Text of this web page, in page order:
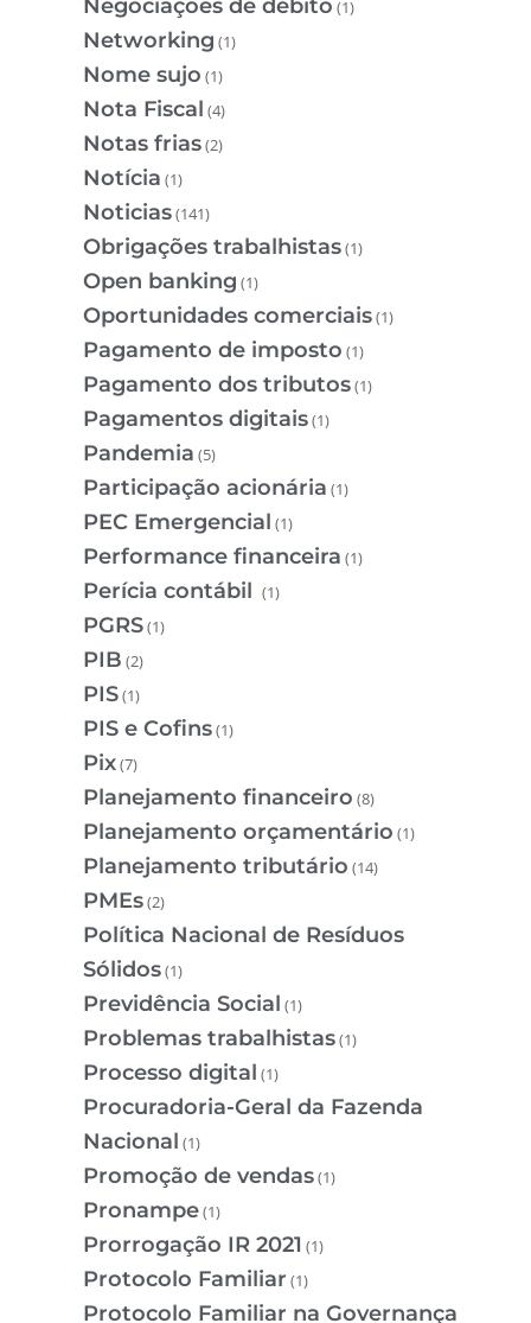
Negociações de débito (1)
Networking (1)
Nome sujo (1)
Nota Fiscal (4)
Notas frias(2)
Notícia (1)
Noticias(141)
Obrigações trabalhistas(1)
Open banking (1)
Oportunidades comerciais(1)
Pagamento de imposto (1)
Pagamento dos tributos(1)
Pagamentos digitais(1)
Pandemia (5)
Participação acionária (1)
PEC Emergencial (1)
Performance financeira (1)
Perícia contábil (1)
PGRS(1)
PIB (2)
PIS(1)
PIS e Cofins(1)
Pix(7)
Planejamento financeiro (8)
Planejamento orçamentário (1)
Planejamento tributário (14)
PMEs(2)
Política Nacional de Resíduos
Sólidos(1)
Previdência Social (1)
Problemas trabalhistas(1)
Processo digital (1)
Procuradoria-Geral da Fazenda
Nacional (1)
Promoção de vendas(1)
Pronampe(1)
Prorrogação IR 2021 (1)
Protocolo Familiar (1)
Protocolo Familiar na Governança